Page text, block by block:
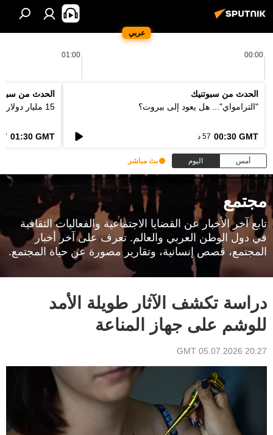
عربي
00:00
01:00
الحدث من سبوتنيك
"الترامواي"... هل يعود إلى بيروت؟
00:30 GMT 57 د
الحدث من
15 مليار دولار... كيف ستعالج اوروبا فاتورة الحرائق؟
01:30 GMT
57
أمس اليوم بث مباشر
مجتمع
تابع آخر الأخبار عن القضايا الاجتماعية والفعاليات الثقافية
في دول الوطن العربي والعالم. تعرف على آخر أخبار
المجتمع، قصص إنسانية، وتقارير مصورة عن حياة المجتمع.
دراسة تكشف الآثار طويلة الأمد
للوشم على جهاز المناعة
20:27 GMT 05.07.2026